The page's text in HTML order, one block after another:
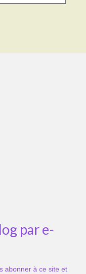
par e-
abonner à ce site et